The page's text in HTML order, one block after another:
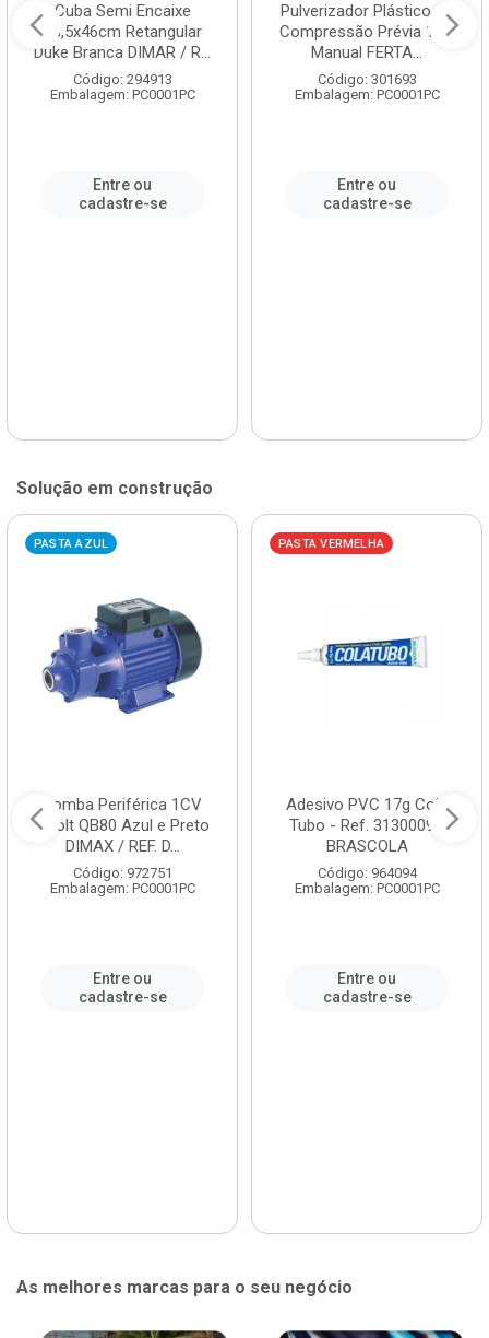
Cuba Semi Encaixe
58,5x46cm Retangular
Duke Branca DIMAR / R...
Código: 294913
Embalagem: PC0001PC
Entre ou
cadastre-se
Pulverizador Plástico de
Compressão Prévia 1,5L
Manual FERTA...
Código: 301693
Embalagem: PC0001PC
Entre ou
cadastre-se
Solução em construção
PASTA AZUL
Bomba Periférica 1CV
Bivolt QB80 Azul e Preto
DIMAX / REF. D...
Código: 972751
Embalagem: PC0001PC
Entre ou
cadastre-se
PASTA VERMELHA
Adesivo PVC 17g Cola
Tubo - Ref. 3130009 -
BRASCOLA
Código: 964094
Embalagem: PC0001PC
Entre ou
cadastre-se
As melhores marcas para o seu negócio